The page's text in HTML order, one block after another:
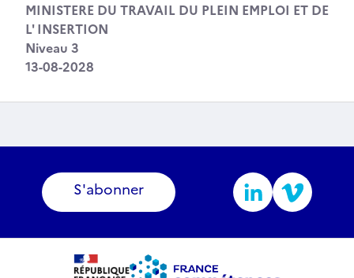
MINISTERE DU TRAVAIL DU PLEIN EMPLOI ET DE
L' INSERTION
Niveau 3
13-08-2028
S'abonner